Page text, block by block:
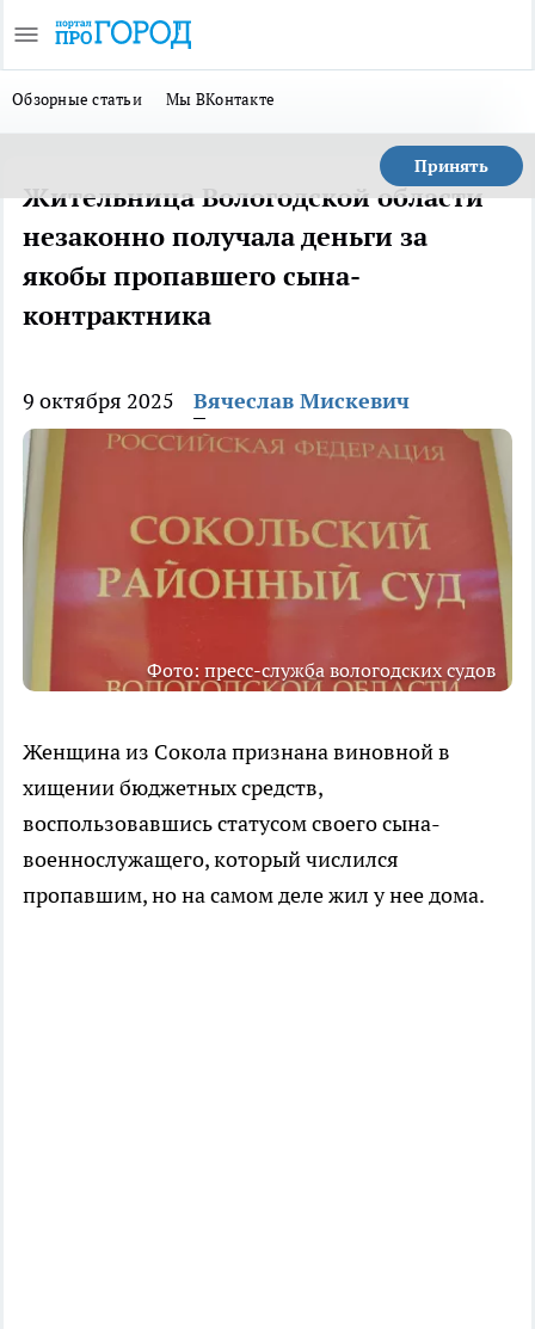
Обзорные статьи Мы ВКонтакте
Принять
Жительница Вологодской области
незаконно получала деньги за
якобы пропавшего сына-
контрактника
9 октября 2025 Вячеслав Мискевич
Фото: пресс-служба вологодских судов
Женщина из Сокола признана виновной в
хищении бюджетных средств,
воспользовавшись статусом своего сына-
военнослужащего, который числился
пропавшим, но на самом деле жил у нее дома.